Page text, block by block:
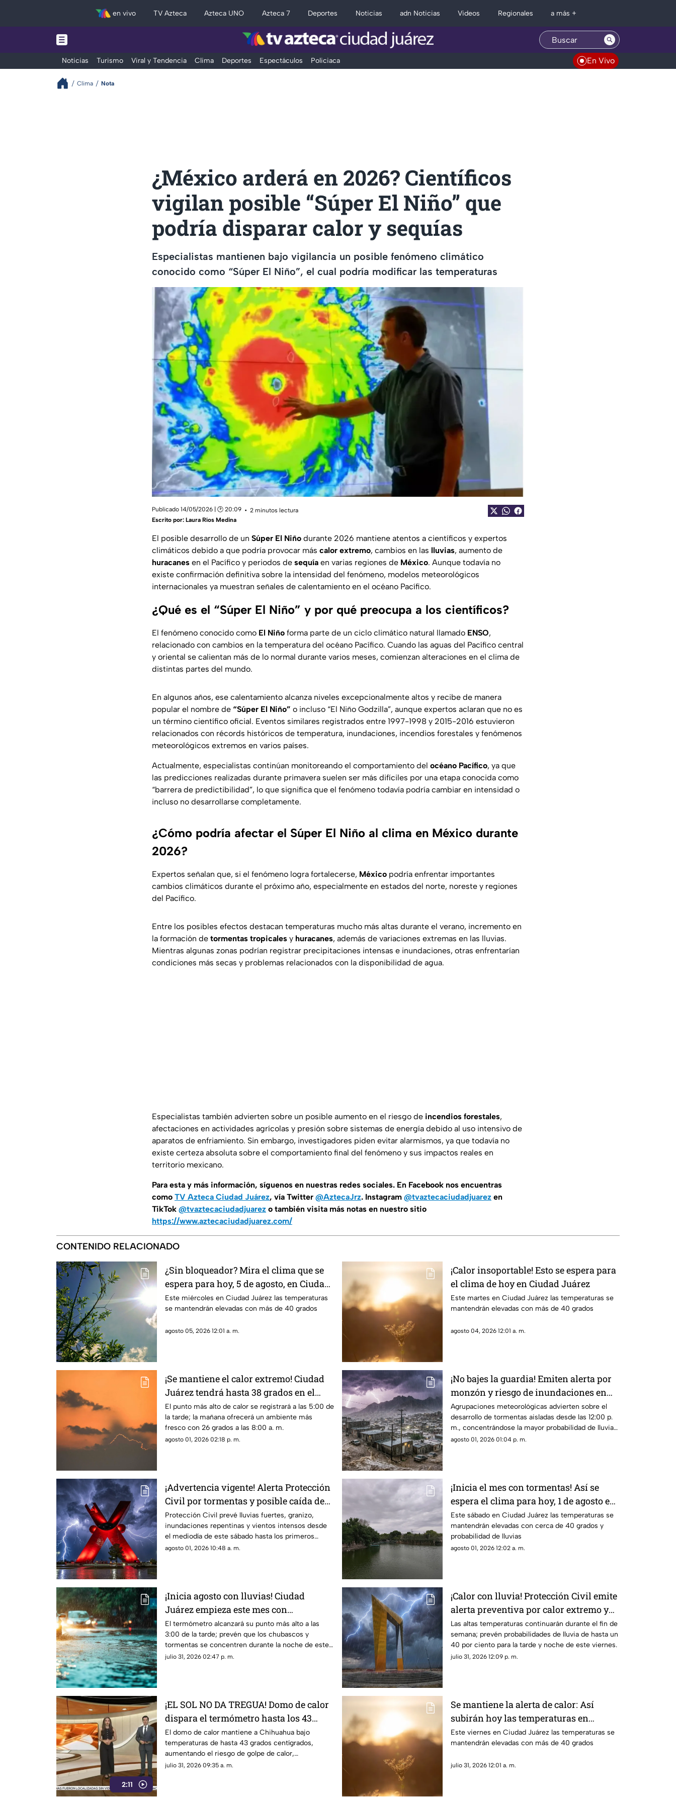
en vivo TV Azteca Azteca UNO Azteca 7 Deportes Noticias adn Noticias Videos Regionales a más +
Noticias Turismo Viral y Tendencia Clima Deportes Espectáculos Policiaca En Vivo
Clima Nota
¿México arderá en 2026? Científicos
vigilan posible “Súper El Niño” que
podría disparar calor y sequías
Especialistas mantienen bajo vigilancia un posible fenómeno climático
conocido como “Súper El Niño”, el cual podría modificar las temperaturas
Publicado 14/05/2026 | 🕑 20:09
2 minutos lectura
Escrito por: Laura Ríos Medina
El posible desarrollo de un Súper El Niño durante 2026 mantiene atentos a científicos y expertos
climáticos debido a que podría provocar más calor extremo, cambios en las lluvias, aumento de
huracanes en el Pacífico y periodos de sequía en varias regiones de México. Aunque todavía no
existe confirmación definitiva sobre la intensidad del fenómeno, modelos meteorológicos
internacionales ya muestran señales de calentamiento en el océano Pacífico.
¿Qué es el “Súper El Niño” y por qué preocupa a los científicos?
El fenómeno conocido como El Niño forma parte de un ciclo climático natural llamado ENSO,
relacionado con cambios en la temperatura del océano Pacífico. Cuando las aguas del Pacífico central
y oriental se calientan más de lo normal durante varios meses, comienzan alteraciones en el clima de
distintas partes del mundo.
En algunos años, ese calentamiento alcanza niveles excepcionalmente altos y recibe de manera
popular el nombre de “Súper El Niño” o incluso “El Niño Godzilla”, aunque expertos aclaran que no es
un término científico oficial. Eventos similares registrados entre 1997-1998 y 2015-2016 estuvieron
relacionados con récords históricos de temperatura, inundaciones, incendios forestales y fenómenos
meteorológicos extremos en varios países.
Actualmente, especialistas continúan monitoreando el comportamiento del océano Pacífico, ya que
las predicciones realizadas durante primavera suelen ser más difíciles por una etapa conocida como
“barrera de predictibilidad”, lo que significa que el fenómeno todavía podría cambiar en intensidad o
incluso no desarrollarse completamente.
¿Cómo podría afectar el Súper El Niño al clima en México durante
2026?
Expertos señalan que, si el fenómeno logra fortalecerse, México podría enfrentar importantes
cambios climáticos durante el próximo año, especialmente en estados del norte, noreste y regiones
del Pacífico.
Entre los posibles efectos destacan temperaturas mucho más altas durante el verano, incremento en
la formación de tormentas tropicales y huracanes, además de variaciones extremas en las lluvias.
Mientras algunas zonas podrían registrar precipitaciones intensas e inundaciones, otras enfrentarían
condiciones más secas y problemas relacionados con la disponibilidad de agua.
Especialistas también advierten sobre un posible aumento en el riesgo de incendios forestales,
afectaciones en actividades agrícolas y presión sobre sistemas de energía debido al uso intensivo de
aparatos de enfriamiento. Sin embargo, investigadores piden evitar alarmismos, ya que todavía no
existe certeza absoluta sobre el comportamiento final del fenómeno y sus impactos reales en
territorio mexicano.
Para esta y más información, síguenos en nuestras redes sociales. En Facebook nos encuentras
como TV Azteca Ciudad Juárez, vía Twitter @AztecaJrz. Instagram @tvaztecaciudadjuarez en
TikTok @tvaztecaciudadjuarez o también visita más notas en nuestro sitio
https://www.aztecaciudadjuarez.com/
CONTENIDO RELACIONADO
¿Sin bloqueador? Mira el clima que se
espera para hoy, 5 de agosto, en Ciudad
Juárez
Este miércoles en Ciudad Juárez las temperaturas
se mantendrán elevadas con más de 40 grados
agosto 05, 2026 12:01 a. m.
¡Calor insoportable! Esto se espera para
el clima de hoy en Ciudad Juárez
Este martes en Ciudad Juárez las temperaturas se
mantendrán elevadas con más de 40 grados
agosto 04, 2026 12:01 a. m.
¡Se mantiene el calor extremo! Ciudad
Juárez tendrá hasta 38 grados en el
clima de este domingo
El punto más alto de calor se registrará a las 5:00 de
la tarde; la mañana ofrecerá un ambiente más
fresco con 26 grados a las 8:00 a. m.
agosto 01, 2026 02:18 p. m.
¡No bajes la guardia! Emiten alerta por
monzón y riesgo de inundaciones en
Ciudad Juárez y El Paso
Agrupaciones meteorológicas advierten sobre el
desarrollo de tormentas aisladas desde las 12:00 p.
m., concentrándose la mayor probabilidad de lluvia
entre las 5:00 de la tarde y las 10:00 de la noche
agosto 01, 2026 01:04 p. m.
¡Advertencia vigente! Alerta Protección
Civil por tormentas y posible caída de
granizo este sábado
Protección Civil prevé lluvias fuertes, granizo,
inundaciones repentinas y vientos intensos desde
el mediodía de este sábado hasta los primeros
minutos del domingo.
agosto 01, 2026 10:48 a. m.
¡Inicia el mes con tormentas! Así se
espera el clima para hoy, 1 de agosto en
Ciudad Juárez
Este sábado en Ciudad Juárez las temperaturas se
mantendrán elevadas con cerca de 40 grados y
probabilidad de lluvias
agosto 01, 2026 12:02 a. m.
¡Inicia agosto con lluvias! Ciudad
Juárez empieza este mes con
temperaturas de hasta 39°C y
probabilidad de TORMENTAS
El termómetro alcanzará su punto más alto a las
3:00 de la tarde; prevén que los chubascos y
tormentas se concentren durante la noche de este
sábado.
julio 31, 2026 02:47 p. m.
¡Calor con lluvia! Protección Civil emite
alerta preventiva por calor extremo y
posibles tormentas HOY en Ciudad
Juárez
Las altas temperaturas continuarán durante el fin de
semana; prevén probabilidades de lluvia de hasta un
40 por ciento para la tarde y noche de este viernes.
julio 31, 2026 12:09 p. m.
2:11
¡EL SOL NO DA TREGUA! Domo de calor
dispara el termómetro hasta los 43
grados y pone vidas en riesgo
El domo de calor mantiene a Chihuahua bajo
temperaturas de hasta 43 grados centígrados,
aumentando el riesgo de golpe de calor,
deshidratación y otras afectaciones por la
julio 31, 2026 09:35 a. m.
Se mantiene la alerta de calor: Así
subirán hoy las temperaturas en
Ciudad Juárez para el clima de este
viernes
Este viernes en Ciudad Juárez las temperaturas se
mantendrán elevadas con más de 40 grados
julio 31, 2026 12:01 a. m.